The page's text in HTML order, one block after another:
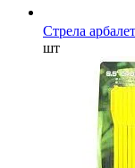
Стрела
шт